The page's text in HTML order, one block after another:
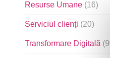
Resurse Umane (16)
Serviciul clienți (20)
Transformare Digitală (90)